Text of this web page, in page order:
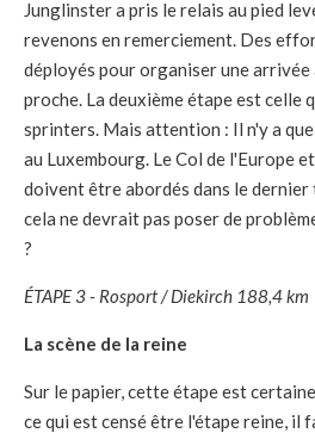
Junglinster a pris le relais au pied
revenons en remerciement. Des
déployés pour organiser une
proche. La deuxième étape est celle
sprinters. Mais attention : Il n'y a
au Luxembourg. Le Col de l'Europe
doivent être abordés dans le dernier
cela ne devrait pas poser de
?
ÉTAPE 3 - Rosport / Diekirch 188,4 km
La scène de la reine
Sur le papier, cette étape est
ce qui est censé être l'étape reine, il